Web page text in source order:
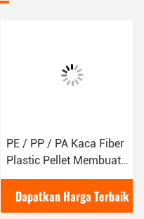
PE / PP / PA Kaca Fiber
Plastic Pellet Membuat
Mesin 30-50 Kg / H
Kapasitas
Dapatkan Harga Terbaik